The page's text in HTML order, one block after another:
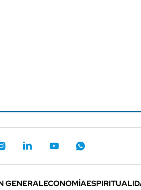
GENERALECONOMÍA